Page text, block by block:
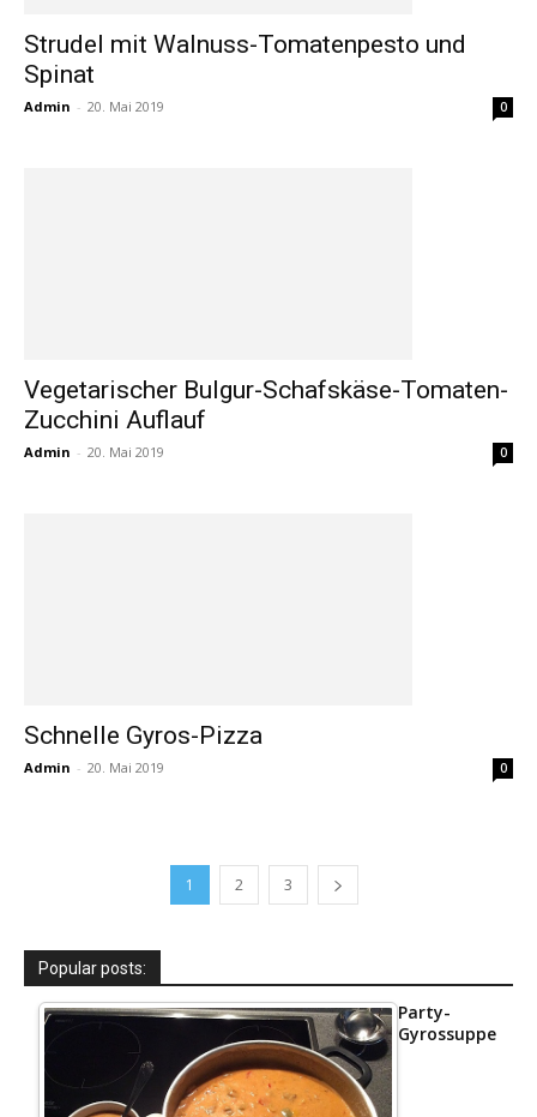
Strudel mit Walnuss-Tomatenpesto und
Spinat
Admin - 20. Mai 2019 0
Vegetarischer Bulgur-Schafskäse-Tomaten-
Zucchini Auflauf
Admin - 20. Mai 2019 0
Schnelle Gyros-Pizza
Admin - 20. Mai 2019 0
1 2 3
Popular posts:
Party-
Gyrossuppe